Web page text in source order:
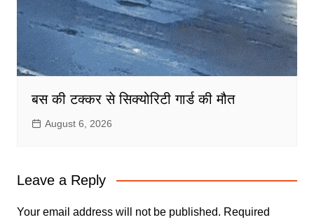
बस की टक्कर से सिक्योरिटी गार्ड की मौत
August 6, 2026
Leave a Reply
Your email address will not be published. Required